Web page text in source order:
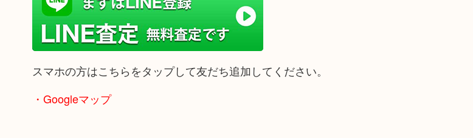
スマホの方はこちらをタップして友だち追加してください。
・Googleマップ